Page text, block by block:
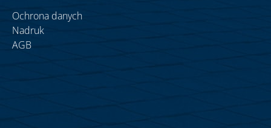
Ochrona danych
Nadruk
AGB